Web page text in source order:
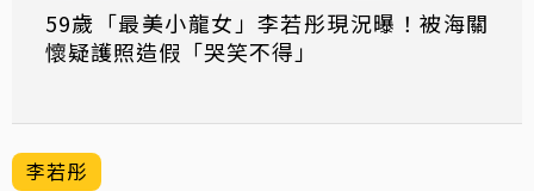
59歲「最美小龍女」李若彤現況曝！被海關
懷疑護照造假「哭笑不得」
李若彤